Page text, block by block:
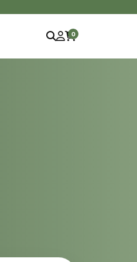
0